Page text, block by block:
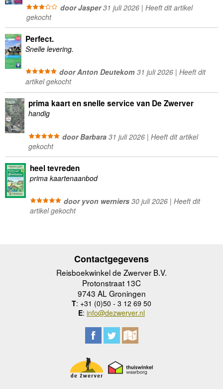
wandelingen te plannen minder geschikt
door Jasper31 juli 2026 | Heeft dit artikel
gekocht
Perfect.
Snelle levering.
door Anton Deutekom31 juli 2026 | Heeft dit
artikel gekocht
prima kaart en snelle service van De Zwerver
handig
door Barbara31 juli 2026 | Heeft dit artikel
gekocht
heel tevreden
prima kaartenaanbod
door yvon werniers30 juli 2026 | Heeft dit
artikel gekocht
Contactgegevens
Reisboekwinkel de Zwerver B.V.
Protonstraat 13C
9743 AL Groningen
T: +31 (0)50 - 3 12 69 50
E: info@dezwerver.nl